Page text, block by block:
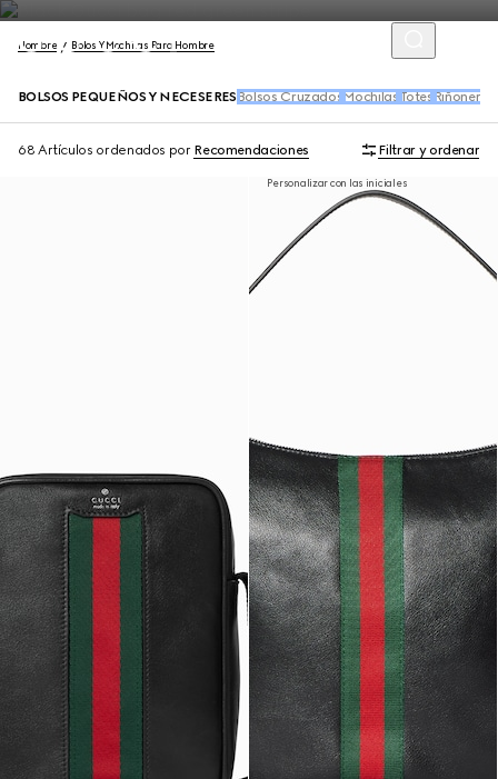
Hombre Bolos Y Mochilas Para Hombre
BOLSOS PEQUEÑOS Y NECESERES Bolsos Cruzados Mochilas Totes
68 Artículos ordenados por Recomendaciones Filtrar y ordenar
Personalizar con las iniciales